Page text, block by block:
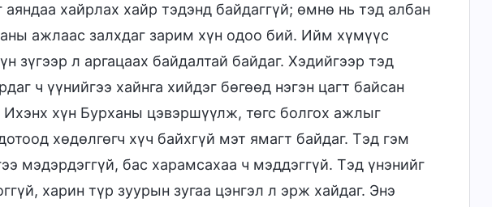
хайрлах хайр тэдэнд байдаггүй; өмнө нь тэд албан
ажлаас залхдаг зарим хүн одоо бий. Ийм хүмүүс
л аргацаах байдалтай байдаг. Хэдийгээр тэд
ч үүнийгээ хайнга хийдэг бөгөөд нэгэн цагт байсан
хүн Бурханы цэвэршүүлж, төгс болгох ажлыг
хөдөлгөгч хүч байхгүй мэт ямагт байдаг. Тэд гэм
мэдэрдэггүй, бас харамсахаа ч мэддэггүй. Тэд үнэнийг
харин түр зуурын зугаа цэнгэл л эрж хайдаг. Энэ